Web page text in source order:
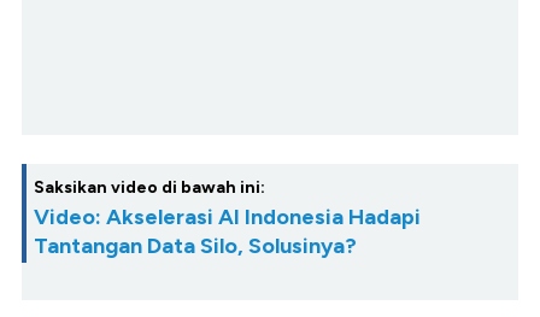
Saksikan video di bawah ini:
Video: Akselerasi AI Indonesia Hadapi
Tantangan Data Silo, Solusinya?